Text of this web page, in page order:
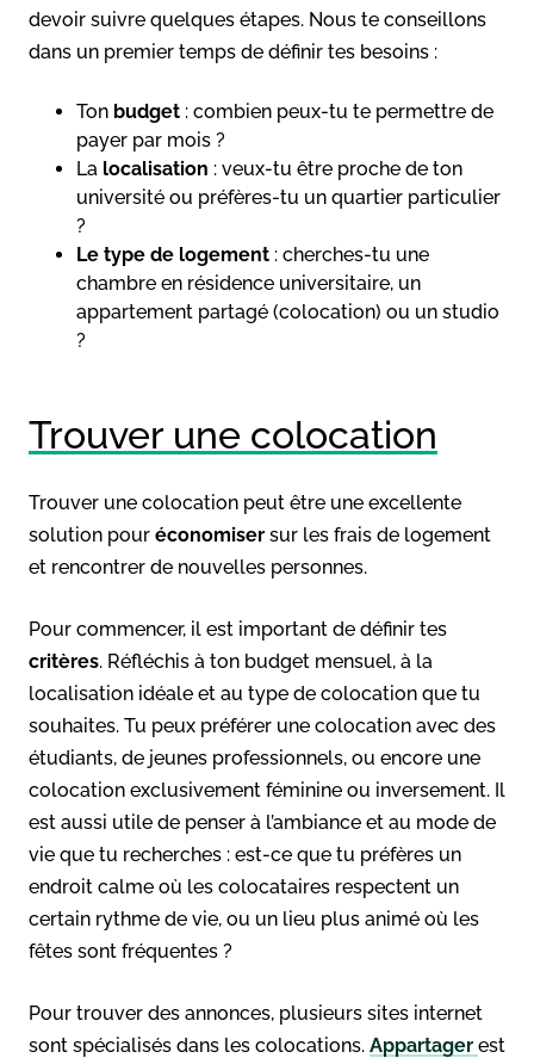
devoir suivre quelques étapes. Nous te conseillons
dans un premier temps de définir tes besoins :
Ton budget : combien peux-tu te permettre de
payer par mois ?
La localisation : veux-tu être proche de ton
université ou préfères-tu un quartier particulier
?
Le type de logement : cherches-tu une
chambre en résidence universitaire, un
appartement partagé (colocation) ou un studio
?
Trouver une colocation
Trouver une colocation peut être une excellente
solution pour économiser sur les frais de logement
et rencontrer de nouvelles personnes.
Pour commencer, il est important de définir tes
critères. Réfléchis à ton budget mensuel, à la
localisation idéale et au type de colocation que tu
souhaites. Tu peux préférer une colocation avec des
étudiants, de jeunes professionnels, ou encore une
colocation exclusivement féminine ou inversement. Il
est aussi utile de penser à l’ambiance et au mode de
vie que tu recherches : est-ce que tu préfères un
endroit calme où les colocataires respectent un
certain rythme de vie, ou un lieu plus animé où les
fêtes sont fréquentes ?
Pour trouver des annonces, plusieurs sites internet
sont spécialisés dans les colocations. Appartager est